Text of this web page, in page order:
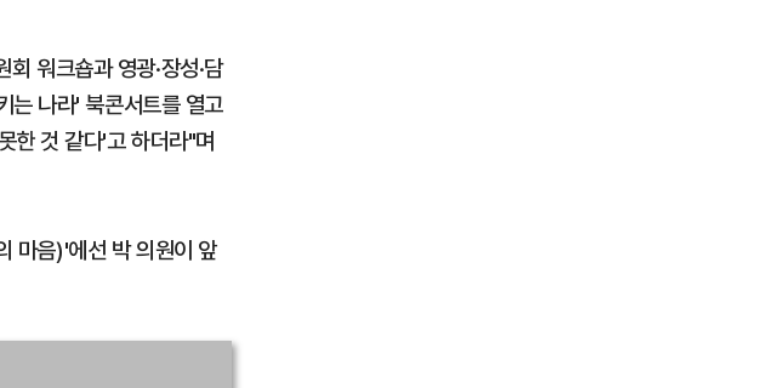
워크숍과 영광·장성·담
는 나라' 북콘서트를 열고
한 것 같다'고 하더라"며
마음)'에선 박 의원이 앞